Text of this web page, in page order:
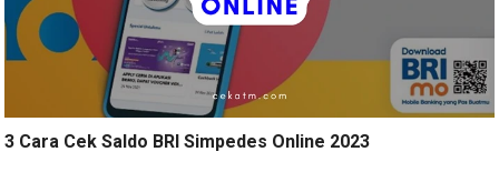
3 Cara Cek Saldo BRI Simpedes Online 2023